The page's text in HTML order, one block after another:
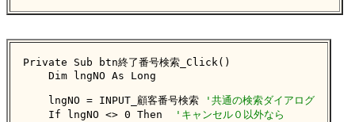
Private Sub btn終了番号検索_Click()
    Dim lngNO As Long
    lngNO = INPUT_顧客番号検索
'共通の検索ダイアログ
    If lngNO <> 0 Then
'キャンセル０以外なら